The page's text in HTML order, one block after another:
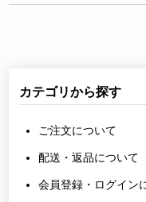
カテゴリから探す
ご注文について
配送・返品について
会員登録・ログイン